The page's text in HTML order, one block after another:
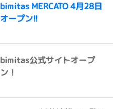
bimitas MERCATO 4月28日
オープン!!
bimitas公式サイトオープ
ン！